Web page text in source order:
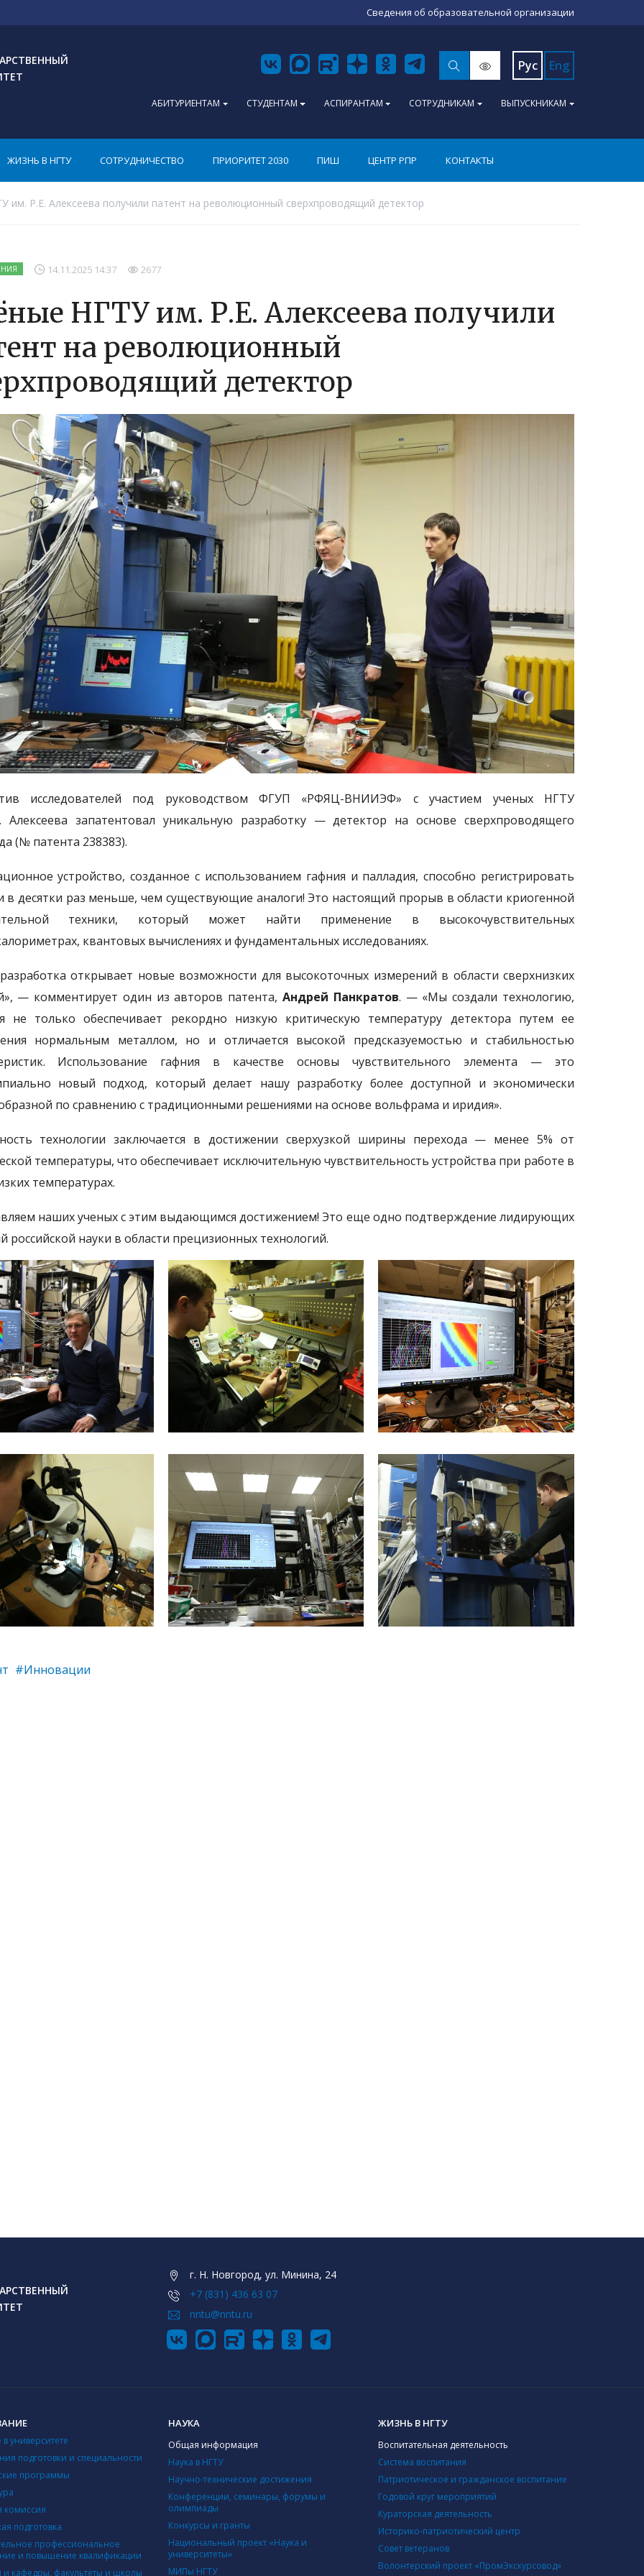
Сведения об образовательной организации
Рус Eng
АБИТУРИЕНТАМ СТУДЕНТАМ АСПИРАНТАМ СОТРУДНИКАМ ВЫПУСКНИКАМ
ЖИЗНЬ В НГТУ СОТРУДНИЧЕСТВО ПРИОРИТЕТ 2030 ПИШ ЦЕНТР РПР КОНТАКТЫ
им. Р.Е. Алексеева получили патент на революционный сверхпроводящий детектор
14.11.2025 14:37 2677
НГТУ им. Р.Е. Алексеева получили
на революционный
детектор
исследователей под руководством ФГУП «РФЯЦ-ВНИИЭФ» с участием ученых НГТУ
Алексеева запатентовал уникальную разработку — детектор на основе сверхпроводящего
(№ патента 238383).
устройство, созданное с использованием гафния и палладия, способно регистрировать
в десятки раз меньше, чем существующие аналоги! Это настоящий прорыв в области криогенной
техники, который может найти применение в высокочувствительных
квантовых вычислениях и фундаментальных исследованиях.
открывает новые возможности для высокоточных измерений в области сверхнизких
— комментирует один из авторов патента,Андрей Панкратов. — «Мы создали технологию,
не только обеспечивает рекордно низкую критическую температуру детектора путем ее
нормальным металлом, но и отличается высокой предсказуемостью и стабильностью
Использование гафния в качестве основы чувствительного элемента — это
новый подход, который делает нашу разработку более доступной и экономически
по сравнению с традиционными решениями на основе вольфрама и иридия».
технологии заключается в достижении сверхузкой ширины перехода — менее 5% от
температуры, что обеспечивает исключительную чувствительность устройства при работе в
температурах.
наших ученых с этим выдающимся достижением! Это еще одно подтверждение лидирующих
российской науки в области прецизионных технологий.
#Инновации
г. Н. Новгород, ул. Минина, 24
+7 (831) 436 63 07
nntu@nntu.ru
университете
подготовки и специальности
программы
комиссия
подготовка
профессиональное
и повышение квалификации
и кафедры, факультеты и школы
НАУКА
Общая информация
Наука в НГТУ
Научно-технические достижения
Конференции, семинары, форумы и
олимпиады
Конкурсы и гранты
Национальный проект «Наука и
университеты»
МИПы НГТУ
ЖИЗНЬ В НГТУ
Воспитательная деятельность
Система воспитания
Патриотическое и гражданское воспитание
Годовой круг мероприятий
Кураторская деятельность
Историко-патриотический центр
Совет ветеранов
Волонтерский проект «ПромЭкскурсовод»